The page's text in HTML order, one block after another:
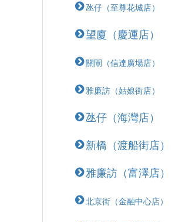
氹仔（至尊花城店）
望廈（慶運店）
關閘（信達廣場店）
雅廉訪（姑娘街店）
氹仔（海灣店）
新橋（渡船街店）
雅廉訪（富澤店）
北京街（金融中心店）